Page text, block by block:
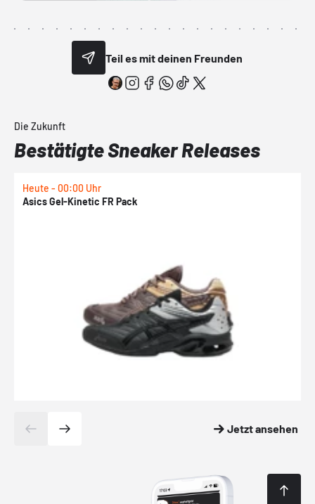
Teil es mit deinen Freunden
Die Zukunft
Bestätigte Sneaker Releases
Heute - 00:00 Uhr
Asics Gel-Kinetic FR Pack
Jetzt ansehen